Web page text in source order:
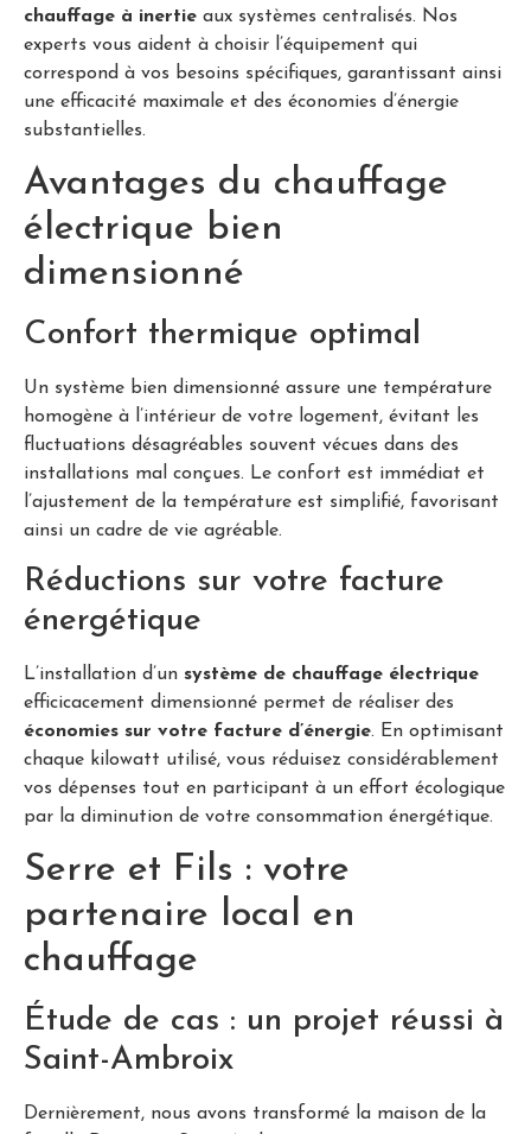
chauffage à inertie aux systèmes centralisés. Nos
experts vous aident à choisir l’équipement qui
correspond à vos besoins spécifiques, garantissant ainsi
une efficacité maximale et des économies d’énergie
substantielles.
Avantages du chauffage
électrique bien
dimensionné
Confort thermique optimal
Un système bien dimensionné assure une température
homogène à l’intérieur de votre logement, évitant les
fluctuations désagréables souvent vécues dans des
installations mal conçues. Le confort est immédiat et
l’ajustement de la température est simplifié, favorisant
ainsi un cadre de vie agréable.
Réductions sur votre facture
énergétique
L’installation d’un système de chauffage électrique
efficicacement dimensionné permet de réaliser des
économies sur votre facture d’énergie. En optimisant
chaque kilowatt utilisé, vous réduisez considérablement
vos dépenses tout en participant à un effort écologique
par la diminution de votre consommation énergétique.
Serre et Fils : votre
partenaire local en
chauffage
Étude de cas : un projet réussi à
Saint-Ambroix
Dernièrement, nous avons transformé la maison de la